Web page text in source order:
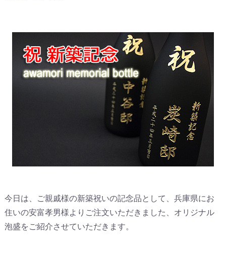
今日は、ご親戚様の新築祝いの記念品として、兵庫県にお
住いの安富孝男様よりご注文いただきました、オリジナル
泡盛をご紹介させていただきます。